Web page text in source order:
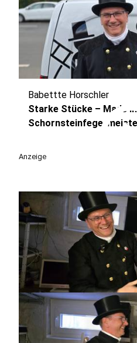
Babettte Horschler
Starke Stücke – Made
Anzeige